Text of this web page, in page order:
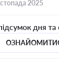
2025
дня та